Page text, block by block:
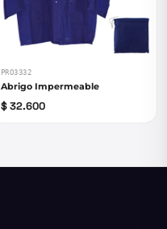
PRO3332
Abrigo Impermeable
$ 32.600